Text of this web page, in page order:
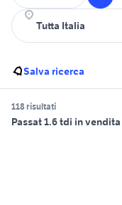
Salva ricerca
118 risultati
Passat 1.6 tdi in vendita